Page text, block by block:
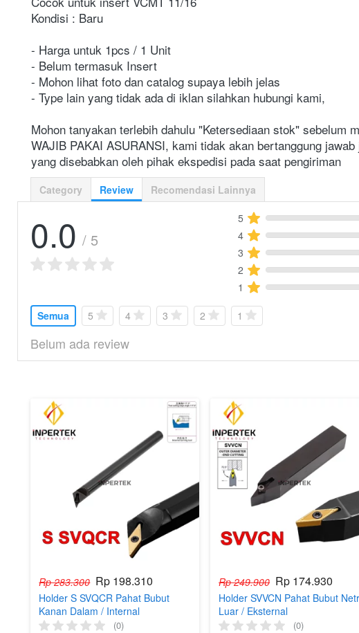
Kondisi : Baru
- Harga untuk 1pcs / 1 Unit
- Belum termasuk Insert
- Mohon lihat foto dan catalog supaya lebih jelas
- Type lain yang tidak ada di iklan silahkan hubungi kami,
Mohon tanyakan terlebih dahulu "Ketersediaan stok" sebelum
WAJIB PAKAI ASURANSI, kami tidak akan bertanggung
yang disebabkan oleh pihak ekspedisi pada saat pengiriman
Category Review Recomendasi Lainnya
0.0 / 5
5
4
3
2
1
Semua 5 4 3 2 1
Belum ada review
Rp 283.300 Rp 198.310
Holder S SVQCR Pahat Bubut
Kanan Dalam / Internal
(0)
Rp 249.900 Rp 174.930
Holder SVVCN Pahat Bubut
Luar / Eksternal
(0)